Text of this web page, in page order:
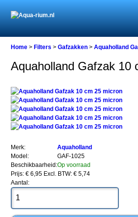
Home
Gafzakken
Aquaholland
Gafzak
10
cm
Aquaholland
Home >Filters >Gafzakken >Aquaholland
Aquaholland Gafzak 10
Merk:
Aquaholland
Model:
GAF-1025
Beschikbaarheid:Op voorraad
Prijs: € 6,95 Excl. BTW: € 5,74
Aantal: